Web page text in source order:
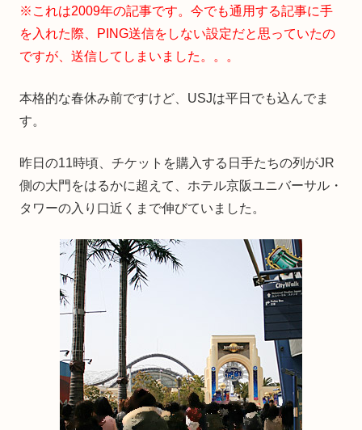
※これは2009年の記事です。今でも通用する記事に手
を入れた際、PING送信をしない設定だと思っていたの
ですが、送信してしまいました。。。
本格的な春休み前ですけど、USJは平日でも込んでま
す。
昨日の11時頃、チケットを購入する日手たちの列がJR
側の大門をはるかに超えて、ホテル京阪ユニバーサル・
タワーの入り口近くまで伸びていました。